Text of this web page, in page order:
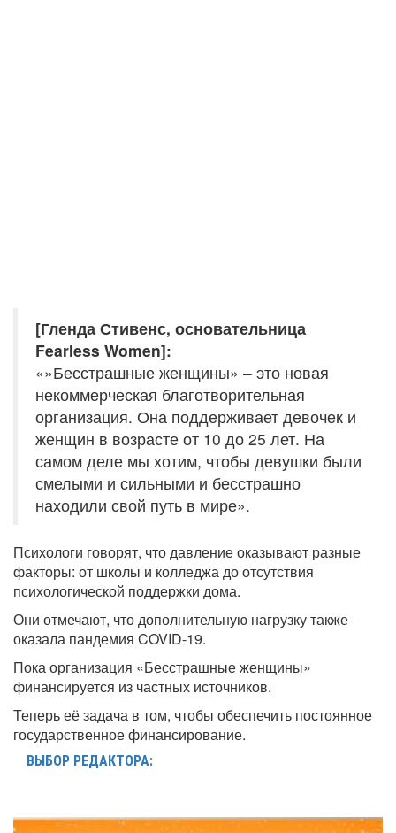
[Гленда Стивенс, основательница
Fearless Women]:
«»Бесстрашные женщины» – это новая
некоммерческая благотворительная
организация. Она поддерживает девочек и
женщин в возрасте от 10 до 25 лет. На
самом деле мы хотим, чтобы девушки были
смелыми и сильными и бесстрашно
находили свой путь в мире».
Психологи говорят, что давление оказывают разные
факторы: от школы и колледжа до отсутствия
психологической поддержки дома.
Они отмечают, что дополнительную нагрузку также
оказала пандемия COVID-19.
Пока организация «Бесстрашные женщины»
финансируется из частных источников.
Теперь её задача в том, чтобы обеспечить постоянное
государственное финансирование.
ВЫБОР РЕДАКТОРА: